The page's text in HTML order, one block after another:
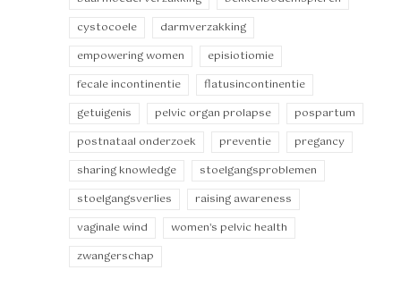
cystocoele
darmverzakking
empowering women
episiotiomie
fecale incontinentie
flatusincontinentie
getuigenis
pelvic organ prolapse
pospartum
postnataal onderzoek
preventie
pregancy
sharing knowledge
stoelgangsproblemen
stoelgangsverlies
raising awareness
vaginale wind
women's pelvic health
zwangerschap